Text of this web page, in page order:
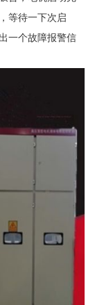
等待一下次启
一个故障报警信